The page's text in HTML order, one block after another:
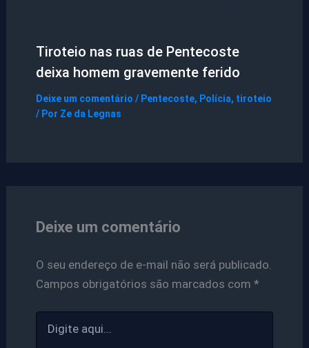
Tiroteio nas ruas de Pentecoste
deixa homem gravemente ferido
Deixe um comentário / Pentecoste, Polícia, tiroteio
/ Por Ze da Legnas
Deixe um comentário
O seu endereço de e-mail não será publicado.
Campos obrigatórios são marcados com *
aqui...